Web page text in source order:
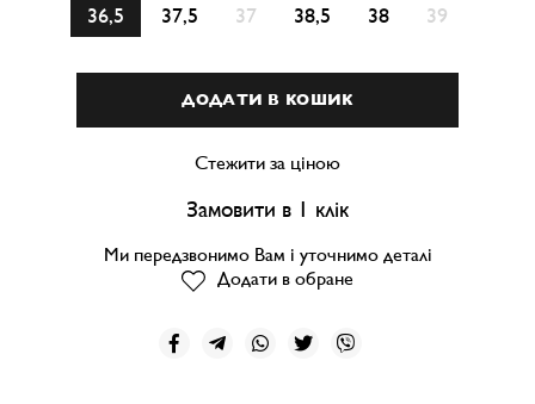
36,5 37,5 37 38,5 38 39
ДОДАТИ В КОШИК
Стежити за ціною
Замовити в 1 клік
Ми передзвонимо Вам і уточнимо деталі
Додати в обране